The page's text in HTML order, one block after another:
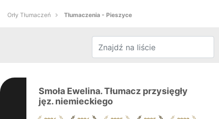
Orły Tłumaczeń Tłumaczenia - Pieszyce
Smoła Ewelina. Tłumacz przysięgły
jęz. niemieckiego